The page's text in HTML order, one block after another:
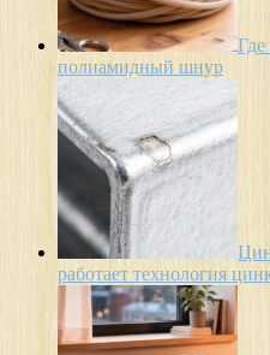
Где
полиамидный шнур
работает технология